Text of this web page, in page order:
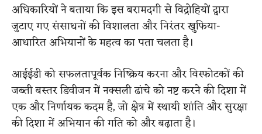
अधिकारियों ने बताया कि इस बरामदगी से विद्रोहियों द्वारा
जुटाए गए संसाधनों की विशालता और निरंतर खुफिया-
आधारित अभियानों के महत्व का पता चलता है।
आईईडी को सफलतापूर्वक निष्क्रिय करना और विस्फोटकों की
जब्ती बस्तर डिवीजन में नक्सली ढांचे को नष्ट करने की दिशा में
एक और निर्णायक कदम है, जो क्षेत्र में स्थायी शांति और सुरक्षा
की दिशा में अभियान की गति को और बढ़ाता है।